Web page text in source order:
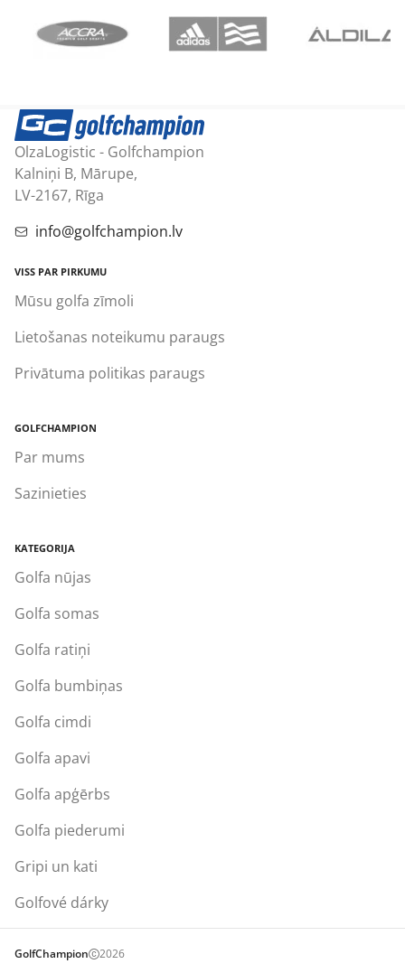
OlzaLogistic - Golfchampion
Kalniņi B, Mārupe,
LV-2167, Rīga
info@golfchampion.lv
VISS PAR PIRKUMU
Mūsu golfa zīmoli
Lietošanas noteikumu paraugs
Privātuma politikas paraugs
GOLFCHAMPION
Par mums
Sazinieties
KATEGORIJA
Golfa nūjas
Golfa somas
Golfa ratiņi
Golfa bumbiņas
Golfa cimdi
Golfa apavi
Golfa apģērbs
Golfa piederumi
Gripi un kati
Golfové dárky
GolfChampion 2026